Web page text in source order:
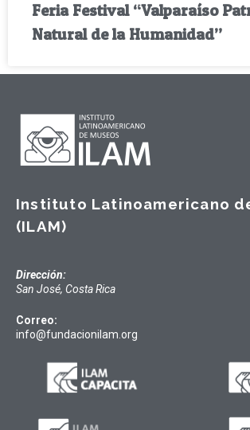
Feria Festival “Valparaíso
Natural de la Humanidad”
Instituto Latinoamericano
(ILAM)
Dirección:
San José, Costa Rica
Correo:
info@fundacionilam.org